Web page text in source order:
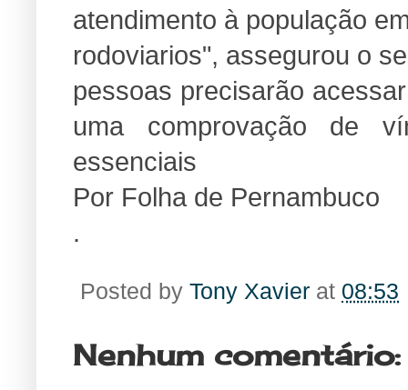
atendimento à população
rodoviarios", assegurou o
pessoas precisarão
uma comprovação de
essenciais
Por Folha de Pernambuco
.
Posted by Tony Xavier at 08:53
Nenhum comentário: